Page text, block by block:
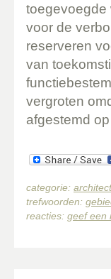
toegevoegde
voor de
reserveren
van
vergroten
afgestemd
categorie:
trefwoorden:
reacties: geef een